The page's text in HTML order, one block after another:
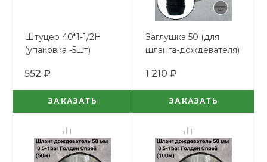
Штуцер 40*1-1/2Н
(упаковка -5шт)
552 ₽
ЗАКАЗАТЬ
Заглушка 50 (для
шланга-дождевателя)
1 210 ₽
ЗАКАЗАТЬ